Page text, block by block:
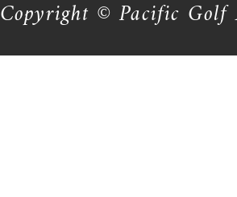
Copyright © Pacific Golf